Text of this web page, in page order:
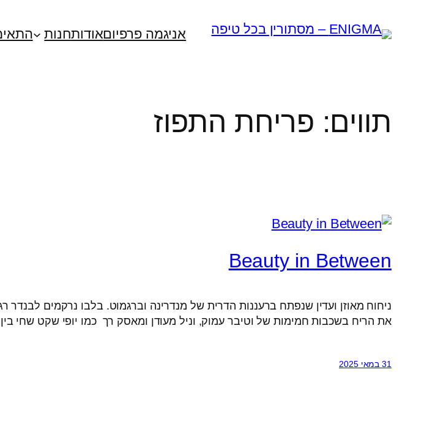
אניגמה פרפיוםאודותחנות
תווים: פריחת התפוז
Beauty in Between
ניחוח מאוזן ועדין שנפתח ברעננות הדרית של מנדרינה וברגמוט. בלבו נרקמים לבנדר
את הריח בשכבות חמימות של וטיבר עמוק, וניל מעודן ומאסק רך כמו יופי שקט שחי
31 במאי 2025